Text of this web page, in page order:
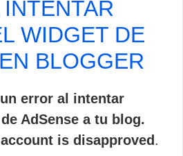
WIDGET DE
BLOGGER
error al intentar
AdSense a tu blog.
is disapproved .